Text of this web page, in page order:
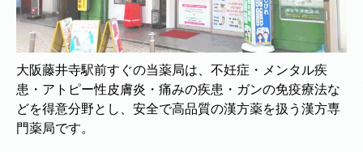
大阪藤井寺駅前すぐの当薬局は、不妊症・メンタル疾
患・アトピー性皮膚炎・痛みの疾患・ガンの免疫療法な
どを得意分野とし、安全で高品質の漢方薬を扱う漢方専
門薬局です。